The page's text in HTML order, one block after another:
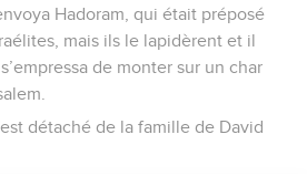
Hadoram, qui était préposé
mais ils le lapidèrent et il
de monter sur un char
détaché de la famille de David